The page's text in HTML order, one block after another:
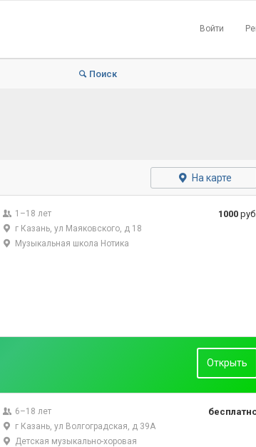
Войти
Поиск
На карте
1–18 лет
г Казань, ул Маяковского, д 18
Музыкальная школа Нотика
1000
Открыть
6–18 лет
г Казань, ул Волгоградская, д 39А
Детская музыкально-хоровая